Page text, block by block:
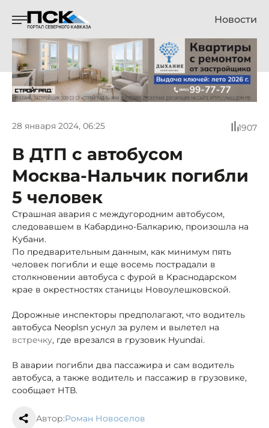
Новости
28 января 2024, 06:25 1907
В ДТП с автобусом
Москва-Нальчик погибли
5 человек
Страшная авария с междугородним автобусом,
следовавшем в Кабардино-Балкарию, произошла на
Кубани.
По предварительным данным, как минимум пять
человек погибли и еще восемь пострадали в
столкновении автобуса с фурой в Краснодарском
крае в окрестностях станицы Новоулешковской.
Дорожные инспекторы предполагают, что водитель
автобуса Neoplsn уснул за рулем и вылетел на
встречку, где врезался в грузовик Hyundai.
В аварии погибли два пассажира и сам водитель
автобуса, а также водитель и пассажир в грузовике,
сообщает НТВ.
Автор:Роман Новоселов